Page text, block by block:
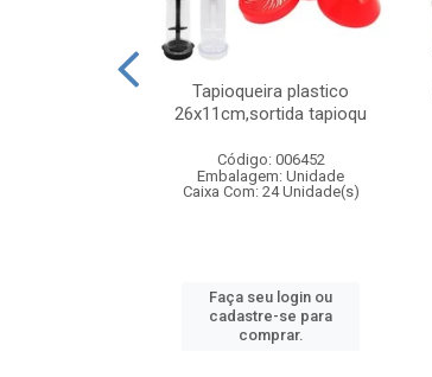
Tapioqueira plastico
26x11cm,sortida tapioqu
Código: 006452
Embalagem: Unidade
Caixa Com: 24 Unidade(s)
Faça seu login ou
cadastre-se para
comprar.